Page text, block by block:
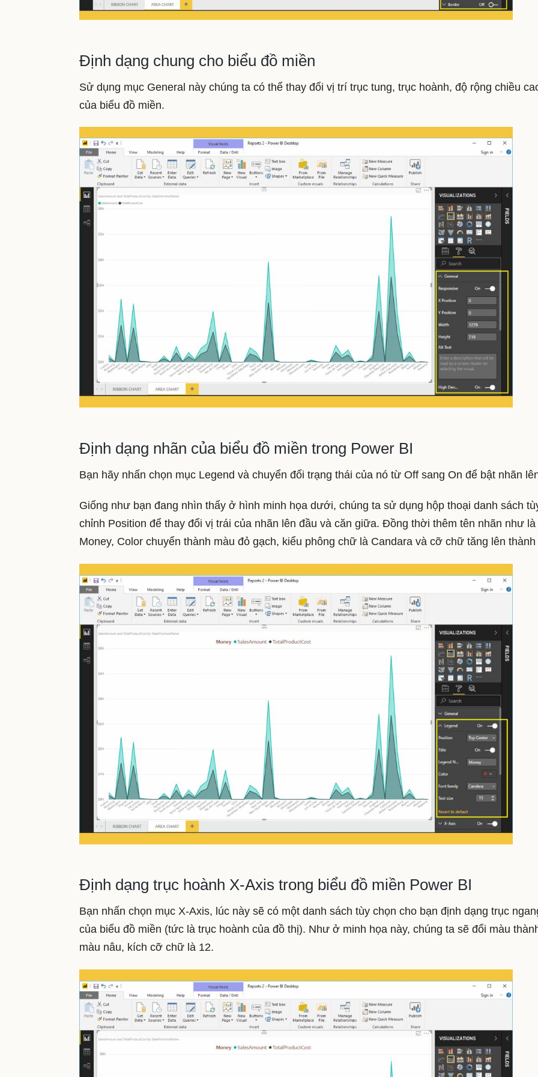
Định dạng chung cho biểu đồ miền
Sử dụng mục General này chúng ta có thể thay đổi vị trí trục tung, trục hoành, độ rộng chiều
của biểu đồ miền.
Định dạng nhãn của biểu đồ miền trong Power BI
Bạn hãy nhấn chọn mục Legend và chuyển đổi trạng thái của nó từ Off sang On để bật nhãn
Giống như bạn đang nhìn thấy ở hình minh họa dưới, chúng ta sử dụng hộp thoại danh sách
chỉnh Position để thay đổi vị trái của nhãn lên đầu và căn giữa. Đồng thời thêm tên nhãn như là
Money, Color chuyển thành màu đỏ gạch, kiểu phông chữ là Candara và cỡ chữ tăng lên thành
Định dạng trục hoành X-Axis trong biểu đồ miền Power BI
Bạn nhấn chọn mục X-Axis, lúc này sẽ có một danh sách tùy chọn cho bạn định dạng trục
của biểu đồ miền (tức là trục hoành của đồ thị). Như ở minh họa này, chúng ta sẽ đổi màu
màu nâu, kích cỡ chữ là 12.